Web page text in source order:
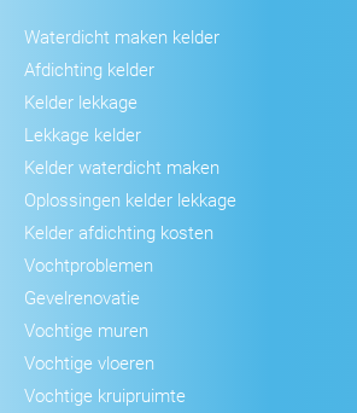
Waterdicht maken kelder
Afdichting kelder
Kelder lekkage
Lekkage kelder
Kelder waterdicht maken
Oplossingen kelder lekkage
Kelder afdichting kosten
Vochtproblemen
Gevelrenovatie
Vochtige muren
Vochtige vloeren
Vochtige kruipruimte